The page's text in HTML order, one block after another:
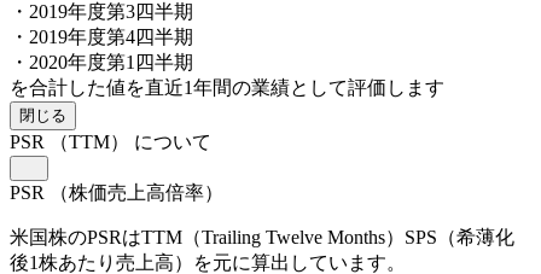
・2019年度第3四半期
・2019年度第4四半期
・2020年度第1四半期
を合計した値を直近1年間の業績として評価します
閉じる
PSR （TTM） について
PSR （株価売上高倍率）
米国株のPSRはTTM（Trailing Twelve Months）SPS（希薄化
後1株あたり売上高）を元に算出しています。